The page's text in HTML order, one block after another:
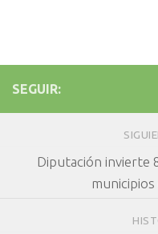
SEGUIR:
Diputación invierte
municipios